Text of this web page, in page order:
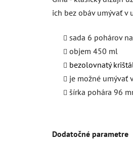
ich bez obáv umývať v
sada 6 pohárov
objem 450 ml
bezolovnatý
je možné umývať
šírka pohára 96
Dodatočné parametre